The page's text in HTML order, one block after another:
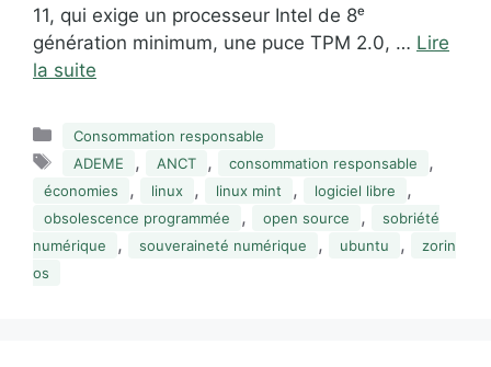
11, qui exige un processeur Intel de 8ᵉ
génération minimum, une puce TPM 2.0, … Lire
la suite
Catégories
Consommation responsable
Étiquettes
ADEME , ANCT , consommation responsable ,
économies , linux , linux mint , logiciel libre ,
obsolescence programmée , open source ,
sobriété
numérique
, souveraineté numérique , ubuntu ,
zorin
os